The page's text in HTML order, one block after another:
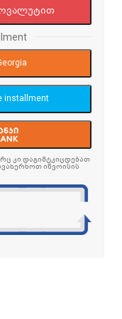
installment
კი დაგიმტკიცდებათ
ინვოისის